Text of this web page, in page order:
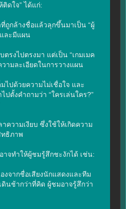
ดใจ” ได้แก่:
ถูกล้างชื่อแล้วลุกขึ้นมาเป็น “ผู้
ละมีแผน
รงไปตรงมา แต่เป็น “เกมเมค
วามละเอียดในการวางแผน
ไปด้วยความไม่เชื่อใจ และ
ปตั้งคำถามว่า “ใครเล่นใคร?”
ความเงียบ ซึ่งใช้ให้เกิดความ
ทธิภาพ
จทำให้ผู้ชมรู้สึกชะงักได้ เช่น:
งจากชื่อเสียงนักแสดงและทีม
ดินช้ากว่าที่คิด ผู้ชมอาจรู้สึกว่า